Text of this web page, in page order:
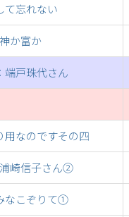
て忘れない
神か富か
端戸珠代さん
用なのですその四
崎信子さん②
なこぞりて①